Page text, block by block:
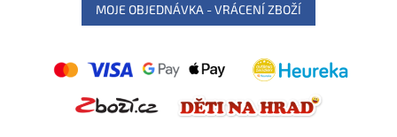
MOJE OBJEDNÁVKA - VRÁCENÍ ZBOŽÍ